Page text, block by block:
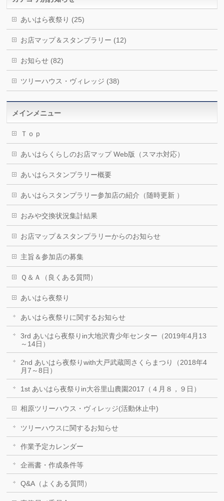
あいはら夜祭り (25)
お店マップ＆スタンプラリー (12)
お知らせ (82)
ツリーハウス・ヴィレッジ (38)
メインメニュー
Ｔｏｐ
あいはらくらしのお店マップ Web版（スマホ対応）
あいはらスタンプラリー概要
あいはらスタンプラリー参加店の紹介（随時更新 ）
おみや交換状況集計結果
お店マップ＆スタンプラリーからのお知らせ
主旨＆参加店の募集
Ｑ＆Ａ（良くある質問）
あいはら夜祭り
あいはら夜祭りに関するお知らせ
3rd あいはら夜祭りin大地沢青少年センター（2019年4月13
～14日）
2nd あいはら夜祭りwith大戸武蔵岡さくらまつり（2018年4
月7～8日）
1st あいはら夜祭りin大谷里山農園2017（４月８，９日）
相原ツリーハウス・ヴィレッジ(活動休止中)
ツリーハウスに関するお知らせ
作業予定カレンダー
企画書・作成条件等
Q&A（よくある質問）